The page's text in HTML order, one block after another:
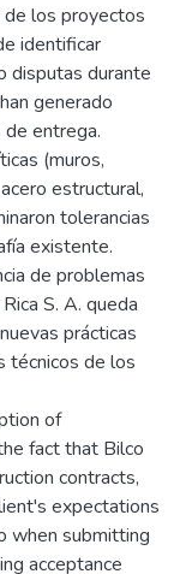
de los proyectos
identificar
disputas durante
generado
entrega.
(muros,
estructural,
tolerancias
existente.
de problemas
S. A. queda
prácticas
técnicos de los
of
fact that Bilco
contracts,
expectations
when submitting
acceptance